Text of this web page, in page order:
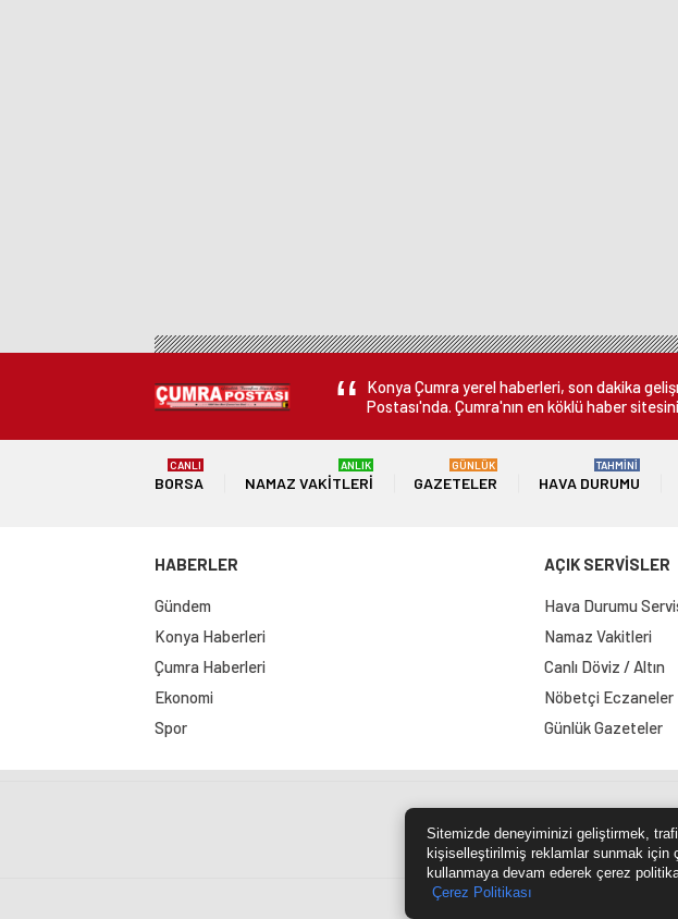
Konya Çumra yerel haberleri, son dakika
Postası'nda. Çumra'nın en köklü haber
BORSA
CANLI
NAMAZ VAKITLERI
ANLIK
GAZETELER
GÜNLÜK
HAVA DURUMU
TAHMİNİ
HABERLER
Gündem
Konya Haberleri
Çumra Haberleri
Ekonomi
Spor
AÇIK SERVİSLER
Hava Durumu
Namaz Vakitleri
Canlı Döviz / Altın
Nöbetçi Eczaneler
Günlük Gazeteler
Site Haritası RSS Kaynağı
Sitemizde deneyiminizi geliştirmek,
kişiselleştirilmiş reklamlar sunmak için
kullanmaya devam ederek çerez
Çerez Politikası